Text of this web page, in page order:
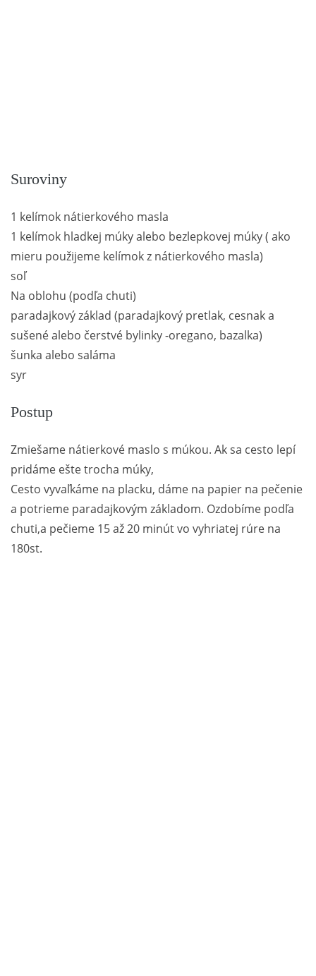
Suroviny
1 kelímok nátierkového masla
1 kelímok hladkej múky alebo bezlepkovej múky ( ako
mieru použijeme kelímok z nátierkového masla)
soľ
Na oblohu (podľa chuti)
paradajkový základ (paradajkový pretlak, cesnak a
sušené alebo čerstvé bylinky -oregano, bazalka)
šunka alebo saláma
syr
Postup
Zmiešame nátierkové maslo s múkou. Ak sa cesto lepí
pridáme ešte trocha múky,
Cesto vyvaľkáme na placku, dáme na papier na pečenie
a potrieme paradajkovým základom. Ozdobíme podľa
chuti,a pečieme 15 až 20 minút vo vyhriatej rúre na
180st.